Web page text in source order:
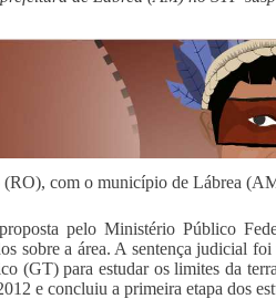
com o município de Lábrea
pelo Ministério Público
sobre a área. A sentença judicial
(GT) para estudar os limites da
e concluiu a primeira etapa dos